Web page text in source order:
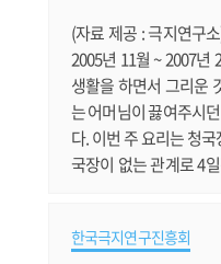
c.......
(자료 제공 : 극지연구
2005년 11월 ~ 2007년
생활을 하면서 그리운
는 어머님이 끓여주시
다. 이번 주 요리는 청
국장이 없는 관계로 4
완성됐다. 특유의 이상
한국극지연구진흥회